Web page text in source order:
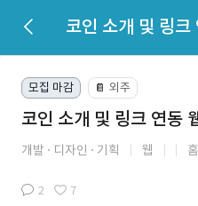
코인 소개 및 링
모집 마감 📔 외주
코인 소개 및 링크 연동
개발 디자인 기획 웹
2 7